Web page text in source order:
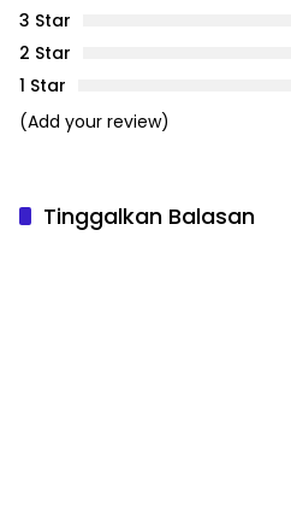
3 Star
2 Star
1 Star
(Add your review)
Tinggalkan Balasan